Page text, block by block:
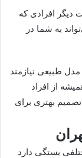
دیگر افرادی که
به شما در
طبیعی نیازمند
از افراد
بهتری برای
بستگی دارد